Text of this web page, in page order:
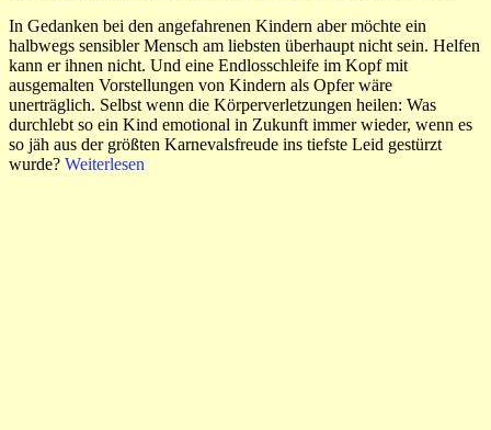
In Gedanken bei den angefahrenen Kindern aber möchte ein
halbwegs sensibler Mensch am liebsten überhaupt nicht sein. Helfen
kann er ihnen nicht. Und eine Endlosschleife im Kopf mit
ausgemalten Vorstellungen von Kindern als Opfer wäre
unerträglich. Selbst wenn die Körperverletzungen heilen: Was
durchlebt so ein Kind emotional in Zukunft immer wieder, wenn es
so jäh aus der größten Karnevalsfreude ins tiefste Leid gestürzt
wurde? Weiterlesen